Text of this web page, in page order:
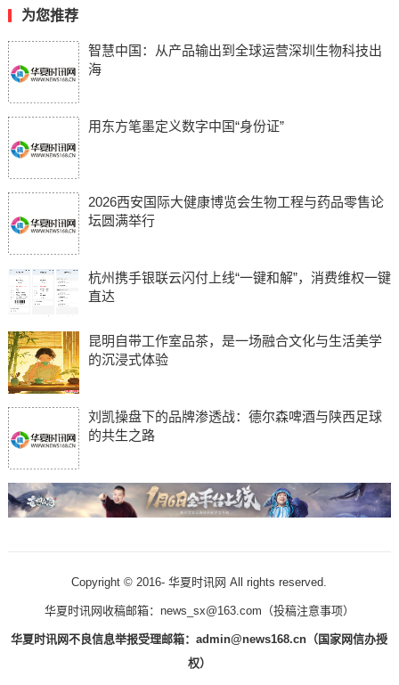
为您推荐
智慧中国：从产品输出到全球运营深圳生物科技出
海
用东方笔墨定义数字中国“身份证”
2026西安国际大健康博览会生物工程与药品零售论
坛圆满举行
杭州携手银联云闪付上线“一键和解”，消费维权一键
直达
昆明自带工作室品茶，是一场融合文化与生活美学
的沉浸式体验
刘凯操盘下的品牌渗透战：德尔森啤酒与陕西足球
的共生之路
Copyright © 2016- 华夏时讯网 All rights reserved.
华夏时讯网收稿邮箱：news_sx@163.com（投稿注意事项）
华夏时讯网不良信息举报受理邮箱：admin@news168.cn（国家网信办授
权）